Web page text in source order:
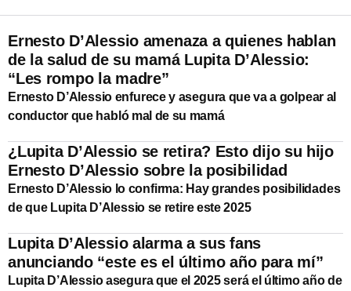
Ernesto D’Alessio amenaza a quienes hablan
de la salud de su mamá Lupita D’Alessio:
“Les rompo la madre”
Ernesto D’Alessio enfurece y asegura que va a golpear al
conductor que habló mal de su mamá
¿Lupita D’Alessio se retira? Esto dijo su hijo
Ernesto D’Alessio sobre la posibilidad
Ernesto D’Alessio lo confirma: Hay grandes posibilidades
de que Lupita D’Alessio se retire este 2025
Lupita D’Alessio alarma a sus fans
anunciando “este es el último año para mí”
Lupita D’Alessio asegura que el 2025 será el último año de